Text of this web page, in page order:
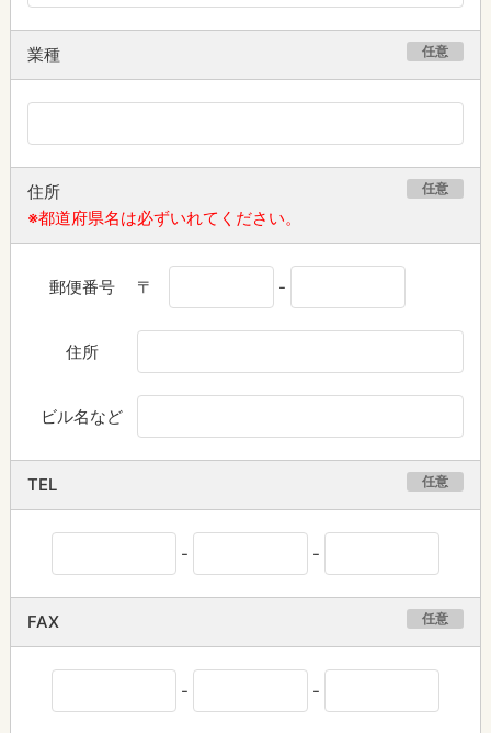
業種 任意
住所 任意
※都道府県名は必ずいれてください。
郵便番号 〒 -
住所
ビル名など
TEL 任意
- -
FAX 任意
- -